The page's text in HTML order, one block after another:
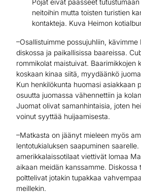
neitoihin mutta toisten turistien
kontakteja. Kuva Heimon
–Osallistuimme possujuhliin,
diskossa ja paikallisissa baareissa.
rommikolat maistuivat. Baarimikkojen
koskaan kinaa siitä, myydäänkö
Kun henkilökunta huomasi asiakkaan
osuutta juomassa vähennettiin ja
Juomat olivat samanhintaisia, joten
voinut syyttää huijaamisesta.
–Matkasta on jäänyt mieleen myös
lentotukialuksen saapuminen saarelle.
amerikkalaissotilaat viettivät lomaa
aikaan meidän kanssamme. Diskossa
polttelivat jotakin tupakkaa
meillekin.